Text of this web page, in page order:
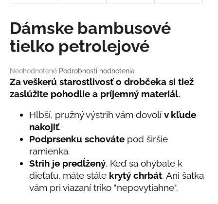
Priemerné
hodnotenie
produktu
je
hviezdičiek.
Neohodnotené Podrobnosti hodnotenia
Dámske bambusové
tielko petrolejové
Za veškerú starostlivosť o drobčeka si tiež
zaslúžite pohodlie a príjemný materiál.
Hlbší, pružný výstrih vám dovolí v kľude
nakojiť.
Podprsenku schováte pod širšie
ramienka.
Strih je predĺžený. Keď sa ohýbate k
dieťaťu, máte stále krytý chrbát. Ani šatka
vám pri viazaní triko "nepovytiahne".
d
p
o
DETSKÁ
LETNÁ